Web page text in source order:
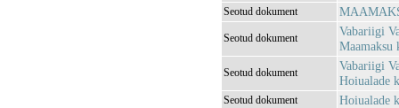
Seotud dokument
Seotud dokument
Vabariigi
Maamaksu
Seotud dokument
Vabariigi
Hoiualade
Seotud dokument Hoiualade